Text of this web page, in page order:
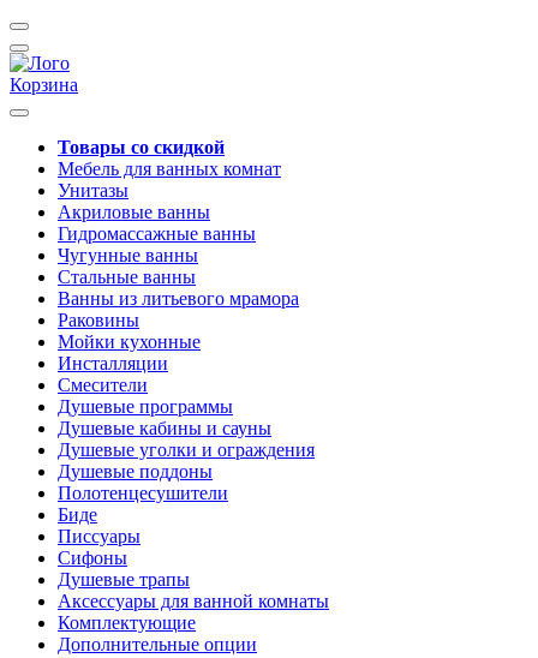
Корзина
Товары со скидкой
Мебель для ванных комнат
Унитазы
Акриловые ванны
Гидромассажные ванны
Чугунные ванны
Стальные ванны
Ванны из литьевого мрамора
Раковины
Мойки кухонные
Инсталляции
Смесители
Душевые программы
Душевые кабины и сауны
Душевые уголки и ограждения
Душевые поддоны
Полотенцесушители
Биде
Писсуары
Сифоны
Душевые трапы
Аксессуары для ванной комнаты
Комплектующие
Дополнительные опции